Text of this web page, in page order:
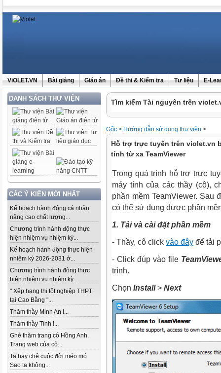
ViOLET.VN Bài giảng Giáo án Đề thi & Kiểm tra Tư liệu E-
DANH SÁCH THƯ VIỆN
CÁC Ý KIẾN MỚI NHẤT
Kế hoạch hành động cá nhân
nâng cao chất lượng...
Chương trình hành động thực
hiện nhiệm vụ nhiệm kỳ...
Kế hoạch hành động thực hiện
nhiệm kỳ 2026-2031 ở...
Chương trình hành động thực
hiện nhiệm vụ nhiệm kỳ...
" Xếp hạng thi tốt nghiệp THPT
tại Cao Bằng "...
Thăm thầy Minh An !...
Thăm thầy Tình !...
Ghé thăm trang cô Hồng Anh.
Trang web của cô...
Ta hay chê cuộc đời méo mó
Sao ta không...
Tìm kiếm Tài nguyên trên
Gốc > Hướng dẫn sử dụng thư viện >
Hỗ trợ trực tuyến trên violet.vn
tính từ xa TeamViewer
Trong quá trình hỗ trợ trực
máy tính của các thầy (cô),
phần mềm TeamViewer. Sau
có thể sử dụng được phần
1. Tải và cài đặt phần mềm
- Thầy, cô click vào đây để tải
- Click đúp vào file
trình.
Chọn Install> Next